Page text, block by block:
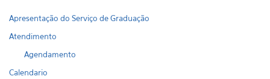
Apresentação do Serviço de Graduação
Atendimento
Agendamento
Calendario